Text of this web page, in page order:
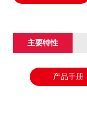
主要特性
产品手册